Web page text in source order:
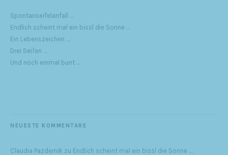
Spontanseifelanfall …
Endlich scheint mal ein bissl die Sonne …
Ein Lebenszeichen …
Drei Seifen …
Und noch einmal bunt …
NEUESTE KOMMENTARE
Claudia Pazdernik zu Endlich scheint mal ein bissl die Sonne …